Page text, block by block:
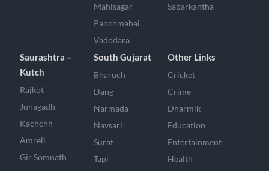
Mahisagar
Panchmahal
Vadodara
Sabarkantha
Saurashtra –
Kutch
Rajkot
Junagadh
Kachchh
Amreli
Gir Somnath
South Gujarat
Bharuch
Dang
Narmada
Navsari
Surat
Tapi
Other Links
Cricket
Crime
Dharmik
Education
Entertainment
Health